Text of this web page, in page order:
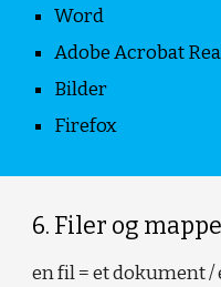
Word
Adobe Acrobat
Bilder
Firefox
6. Filer og
en fil = et dokument /